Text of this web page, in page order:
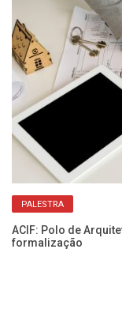
PALESTRA
ACIF: Polo de
formalização